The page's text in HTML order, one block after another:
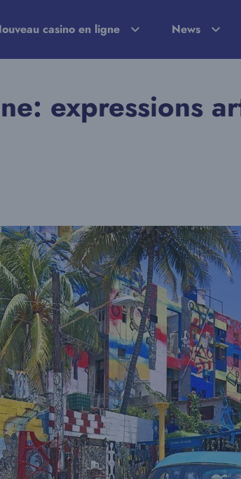
casino en ligne News
expressions